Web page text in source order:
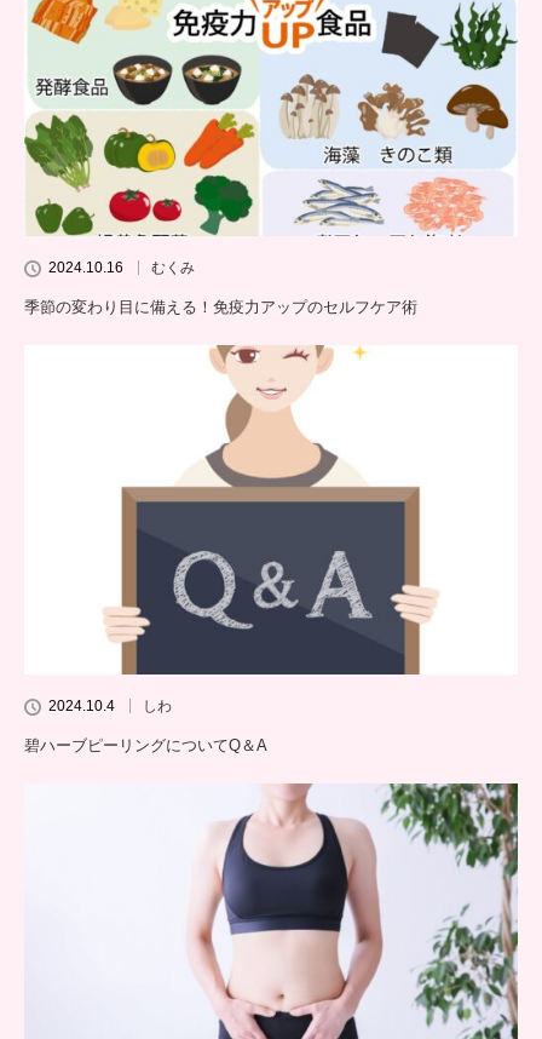
2024.10.16 むくみ
季節の変わり目に備える！免疫力アップのセルフケア術
2024.10.4 しわ
碧ハーブピーリングについてQ＆A